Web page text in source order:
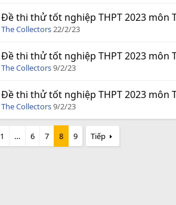
Đề thi thử tốt nghiệp THPT 2023 môn
The Collectors22/2/23
Đề thi thử tốt nghiệp THPT 2023 môn
The Collectors9/2/23
Đề thi thử tốt nghiệp THPT 2023 môn
The Collectors9/2/23
1 … 6 7 8 9 Tiếp